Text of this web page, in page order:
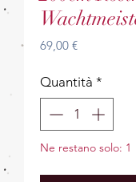
69,00 €Prezzo
Quantità *
Ne restano solo: 1